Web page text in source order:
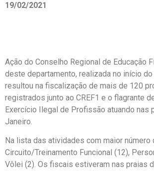
19/02/2021
Ação do Conselho Regional de Educação
deste departamento, realizada no início
resultou na fiscalização de mais de 120
registrados junto ao CREF1 e o flagrante
Exercício Ilegal de Profissão atuando nas
Janeiro.
Na lista das atividades com maior número
Circuito/Treinamento Funcional (12),
Vôlei (2). Os fiscais estiveram nas praias